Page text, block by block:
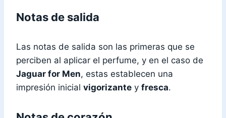
Notas de salida
Las notas de salida son las primeras que se
perciben al aplicar el perfume, y en el caso de
Jaguar for Men, estas establecen una
impresión inicial vigorizante y fresca.